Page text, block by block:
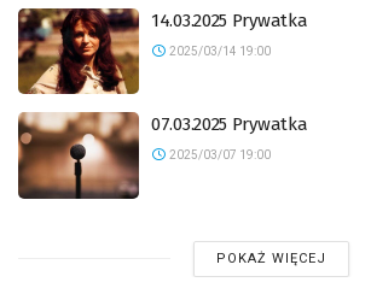
14.03.2025 Prywatka
2025/03/14 19:00
07.03.2025 Prywatka
2025/03/07 19:00
POKAŻ WIĘCEJ